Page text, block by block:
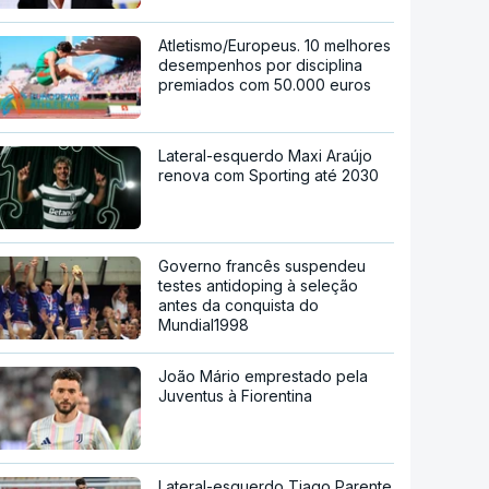
Atletismo/Europeus. 10 melhores
desempenhos por disciplina
premiados com 50.000 euros
Lateral-esquerdo Maxi Araújo
renova com Sporting até 2030
Governo francês suspendeu
testes antidoping à seleção
antes da conquista do
Mundial1998
João Mário emprestado pela
Juventus à Fiorentina